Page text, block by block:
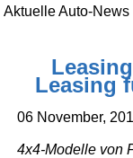
Aktuelle Auto-News
Leasing
06 November,
4x4-Modelle von